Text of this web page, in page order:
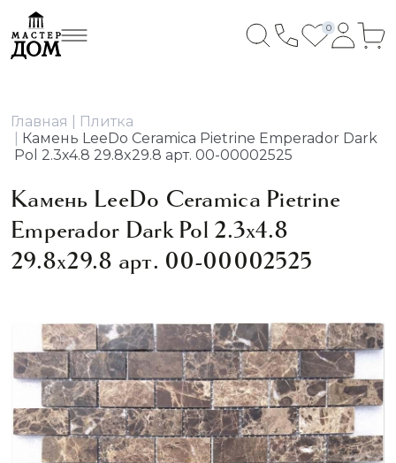
0
Главная
Плитка
Камень LeeDo Ceramica Pietrine Emperador Dark
Pol 2.3х4.8 29.8x29.8 арт. 00-00002525
Камень LeeDo Ceramica Pietrine
Emperador Dark Pol 2.3х4.8
29.8x29.8 арт. 00-00002525